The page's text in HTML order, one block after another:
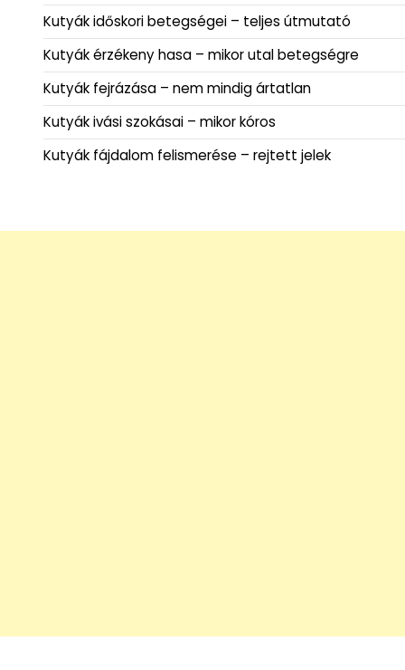
Kutyák időskori betegségei – teljes útmutató
Kutyák érzékeny hasa – mikor utal betegségre
Kutyák fejrázása – nem mindig ártatlan
Kutyák ivási szokásai – mikor kóros
Kutyák fájdalom felismerése – rejtett jelek